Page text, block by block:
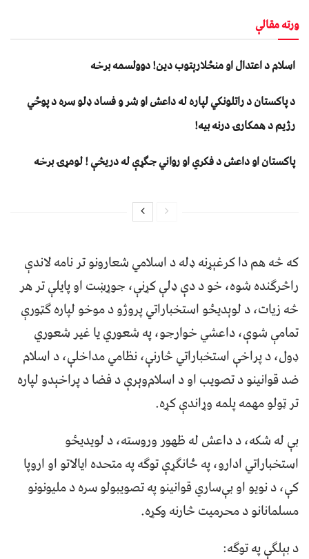
ورته مقالې
اسلام د اعتدال او منځلارېتوب دین! دوولسمه برخه
د پاکستان د راتلونکي لپاره له داعش او شر و فساد ډلو سره د پوځي
رژیم د همکارۍ درنه بیه!
پاکستان او داعش د فکري او رواني جګړې له دریڅې ! لومړۍ برخه
که څه هم دا کرغېړنه ډله د اسلامي شعارونو تر نامه لاندې
راڅرګنده شوه، خو د دې ډلې کړنې، جوړښت او پایلې تر هر
څه زیات، د لوېدیځو استخباراتي پروژو د موخو لپاره ګټورې
تمامې شوې، داعشي خوارجو، په شعوري یا غیر شعوري
ډول، د پراخې استخباراتي څارنې، نظامي مداخلې، د اسلام
ضد قوانینو د تصویب او د اسلام‌وېرې د فضا د پراخېدو لپاره
تر ټولو مهمه پلمه وړاندې کړه.
بې له شکه، د داعش له ظهور وروسته، د لویدیځو
استخباراتي ادارو، په ځانګړې توګه په متحده ایالاتو او اروپا
کې، د نویو او بې‌ساري قوانینو په تصویبولو سره د ملیونونو
مسلمانانو د محرمیت څارنه وکړه.
د بېلګې په توګه: